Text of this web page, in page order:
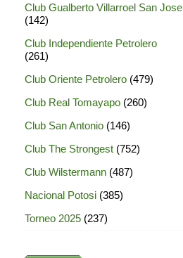
Club Gualberto Villarroel San Jose
(142)
Club Independiente Petrolero
(261)
Club Oriente Petrolero (479)
Club Real Tomayapo (260)
Club San Antonio (146)
Club The Strongest (752)
Club Wilstermann (487)
Nacional Potosi (385)
Torneo 2025 (237)